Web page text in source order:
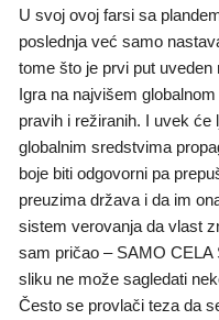
U svoj ovoj farsi sa
poslednja već samo
tome što je prvi put uveden
Igra na najvišem
pravih i režiranih. I uvek
globalnim sredstvima
boje biti odgovorni pa
preuzima država i da im
sistem verovanja da vlast
sam pričao – SAMO CELA
sliku ne može sagledati
Često se provlači teza da